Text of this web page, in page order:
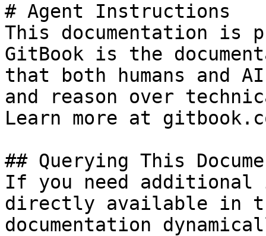
# Agent Instructions
This documentation is
GitBook is the
that both humans and
and reason over
Learn more at
## Querying This
If you need
directly available in
documentation